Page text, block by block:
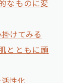
なものに変
けてみる
とともに頭
性化